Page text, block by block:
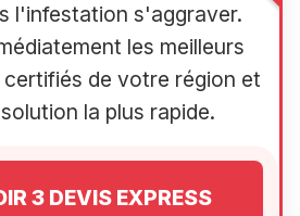
l'infestation s'aggraver.
les meilleurs
de votre région et
la plus rapide.
3 DEVIS EXPRESS